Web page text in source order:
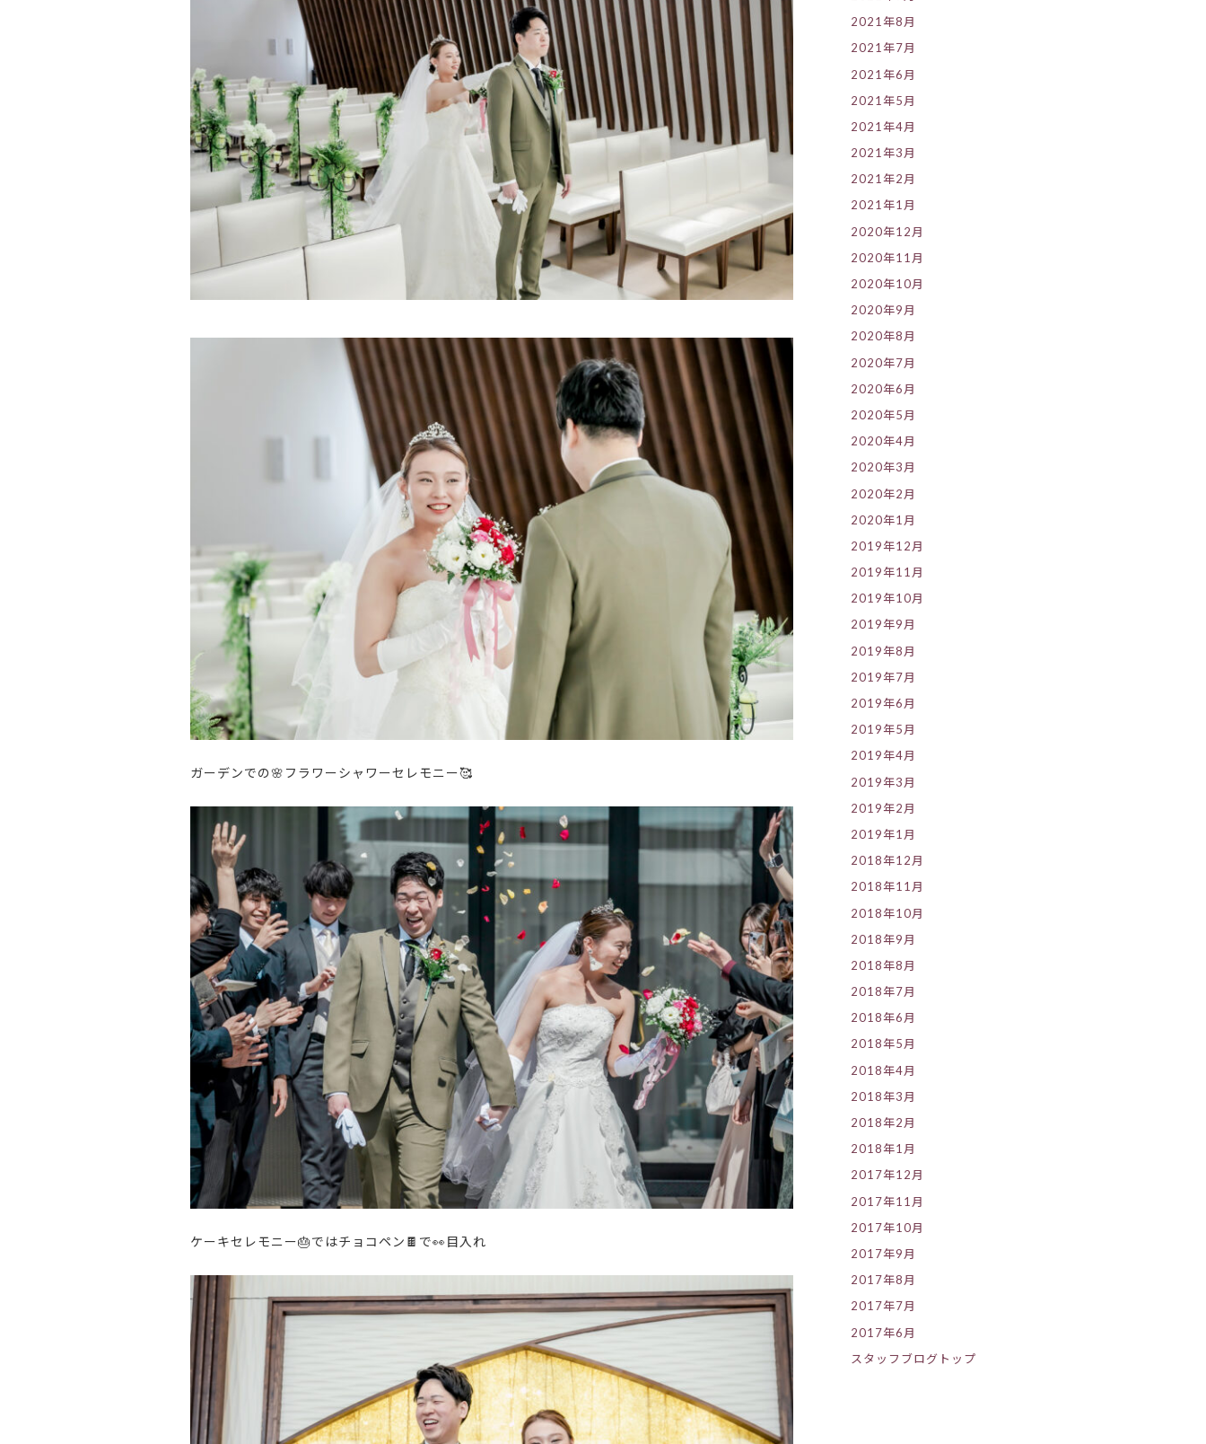
ガーデンでの🌸 フラワーシャワーセレモニー🥰
ケーキセレモニー🎂ではチョコペン 🍫 で👀目入れ
2021年8月
2021年7月
2021年6月
2021年5月
2021年4月
2021年3月
2021年2月
2021年1月
2020年12月
2020年11月
2020年10月
2020年9月
2020年8月
2020年7月
2020年6月
2020年5月
2020年4月
2020年3月
2020年2月
2020年1月
2019年12月
2019年11月
2019年10月
2019年9月
2019年8月
2019年7月
2019年6月
2019年5月
2019年4月
2019年3月
2019年2月
2019年1月
2018年12月
2018年11月
2018年10月
2018年9月
2018年8月
2018年7月
2018年6月
2018年5月
2018年4月
2018年3月
2018年2月
2018年1月
2017年12月
2017年11月
2017年10月
2017年9月
2017年8月
2017年7月
2017年6月
スタッフブログトップ